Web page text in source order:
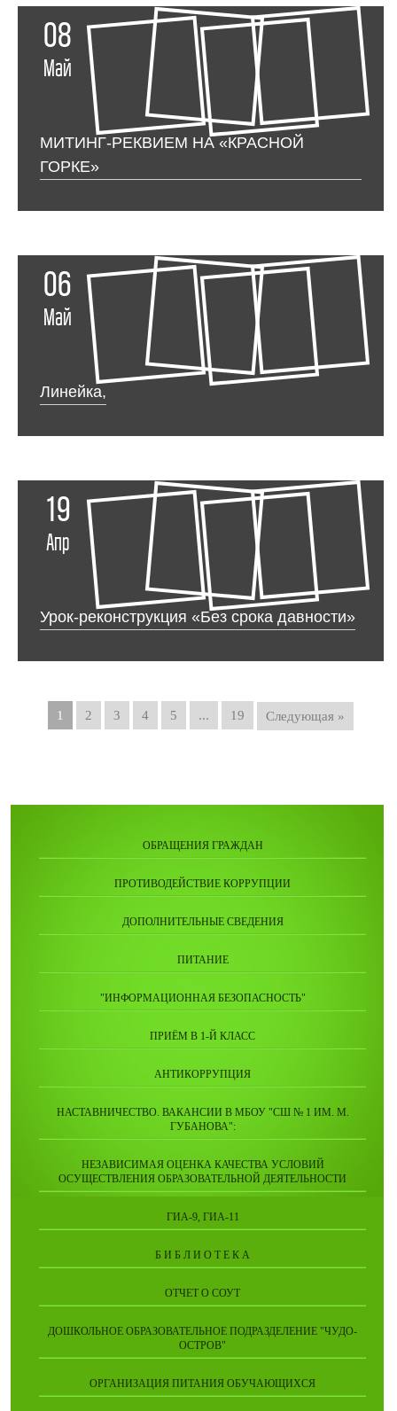
08
Май
МИТИНГ-РЕКВИЕМ НА «КРАСНОЙ
ГОРКЕ»
06
Май
Линейка,
19
Апр
Урок-реконструкция «Без срока давности»
1 2 3 4 5 ... 19 Следующая »
ОБРАЩЕНИЯ ГРАЖДАН
ПРОТИВОДЕЙСТВИЕ КОРРУПЦИИ
ДОПОЛНИТЕЛЬНЫЕ СВЕДЕНИЯ
ПИТАНИЕ
"ИНФОРМАЦИОННАЯ БЕЗОПАСНОСТЬ"
ПРИЁМ В 1-Й КЛАСС
АНТИКОРРУПЦИЯ
НАСТАВНИЧЕСТВО. ВАКАНСИИ В МБОУ "СШ № 1 ИМ. М.
ГУБАНОВА":
НЕЗАВИСИМАЯ ОЦЕНКА КАЧЕСТВА УСЛОВИЙ
ОСУЩЕСТВЛЕНИЯ ОБРАЗОВАТЕЛЬНОЙ ДЕЯТЕЛЬНОСТИ
ГИА-9, ГИА-11
Б И Б Л И О Т Е К А
ОТЧЕТ О СОУТ
ДОШКОЛЬНОЕ ОБРАЗОВАТЕЛЬНОЕ ПОДРАЗДЕЛЕНИЕ "ЧУДО-
ОСТРОВ"
ОРГАНИЗАЦИЯ ПИТАНИЯ ОБУЧАЮЩИХСЯ